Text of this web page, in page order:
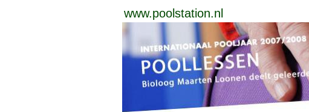
www.poolstation.nl